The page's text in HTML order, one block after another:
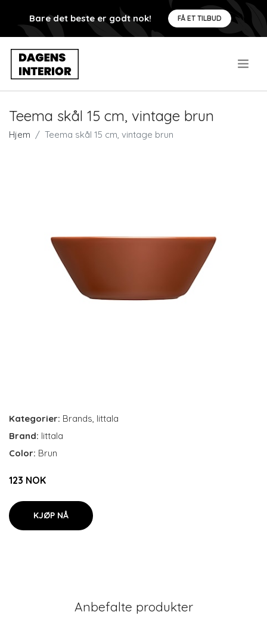
Bare det beste er godt nok! FÅ ET TILBUD
Teema skål 15 cm, vintage brun
Hjem Teema skål 15 cm, vintage brun
Kategorier: Brands, Iittala
Brand: Iittala
Color: Brun
123 NOK
KJØP NÅ
Anbefalte produkter